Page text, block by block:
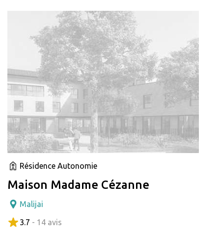
Résidence Autonomie
Maison Madame Cézanne
Malijai
3.7 - 14 avis